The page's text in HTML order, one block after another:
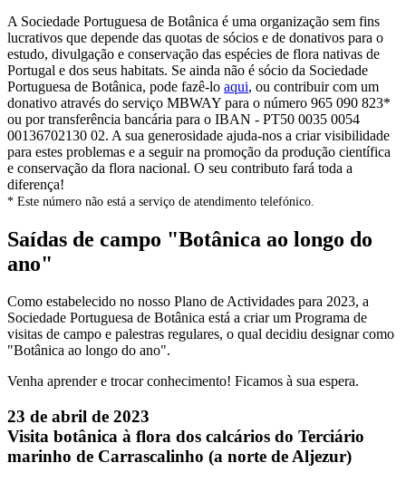
A Sociedade Portuguesa de Botânica é uma organização sem fins
lucrativos que depende das quotas de sócios e de donativos para o
estudo, divulgação e conservação das espécies de flora nativas de
Portugal e dos seus habitats. Se ainda não é sócio da Sociedade
Portuguesa de Botânica, pode fazê-lo aqui, ou contribuir com um
donativo através do serviço MBWAY para o número 965 090 823*
ou por transferência bancária para o IBAN - PT50 0035 0054
00136702130 02. A sua generosidade ajuda-nos a criar visibilidade
para estes problemas e a seguir na promoção da produção científica
e conservação da flora nacional. O seu contributo fará toda a
diferença!
* Este número não está a serviço de atendimento telefónico.
Saídas de campo "Botânica ao longo do
ano"
Como estabelecido no nosso Plano de Actividades para 2023, a
Sociedade Portuguesa de Botânica está a criar um Programa de
visitas de campo e palestras regulares, o qual decidiu designar como
"Botânica ao longo do ano".
Venha aprender e trocar conhecimento! Ficamos à sua espera.
23 de abril de 2023
Visita botânica à flora dos calcários do Terciário
marinho de Carrascalinho (a norte de Aljezur)